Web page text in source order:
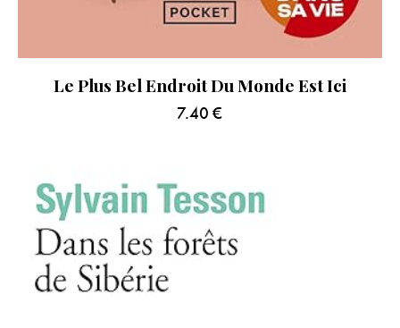
Le Plus Bel Endroit Du Monde Est Ici
7.40 €